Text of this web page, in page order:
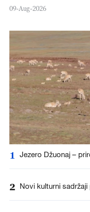
09-Aug-2026
1 Jezero Džuonaj –
2 Novi kulturni